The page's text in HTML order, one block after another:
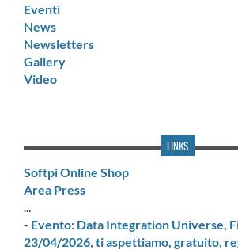
Eventi
News
Newsletters
Gallery
Video
LINKS
Softpi Online Shop
Area Press
...
- Evento: Data Integration Universe,
23/04/2026, ti aspettiamo, gratuito,